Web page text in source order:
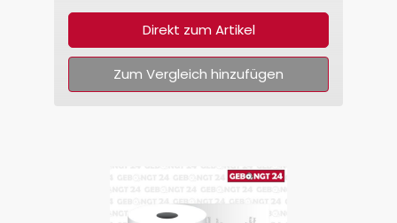
Direkt zum Artikel
Zum Vergleich hinzufügen